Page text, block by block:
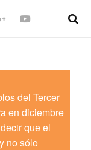
del Tercer
en diciembre
que el
no sólo